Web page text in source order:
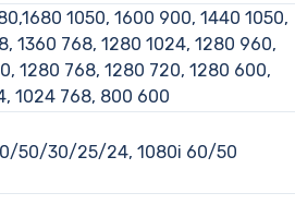
1050, 1600 900, 1440 1050,
1360 768, 1280 1024, 1280 960,
1280 768, 1280 720, 1280 600,
1024 768, 800 600
50/30/25/24, 1080i 60/50